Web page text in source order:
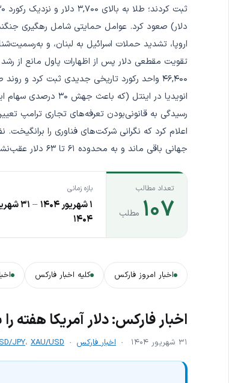
دلار) صعود کرد. عوامل حمایتی شامل رهگیری
اروپا، تشدید حملات اسرائیل به لبنان، و
تقویت مقطعی دلار پس از اظهارات پاول مانع از رشد
جهانی باقی ماند و به محدوده ۶۱ تا ۶۳ دلار عقب‌نشینی کرد.
تعداد مطالب
۱۰۷ مطلب
بازه زمانی
۱ شهریور ۱۴۰۴ –
۳۱
۱۴۰۴
اخبار امروز فارکس کلیه اخبار فارکس
اخبار فارکس: دلار آمریکا هفته را
۳۱ شهریور ۱۴۰۴ اخبار فارکس JPY، XAU/USD